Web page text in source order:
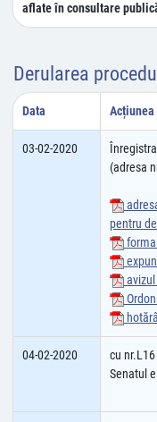
aflate în consultare
Derularea
Data Acțiunea
03-02-2020
(adresa
pentru
04-02-2020
cu
Senatul